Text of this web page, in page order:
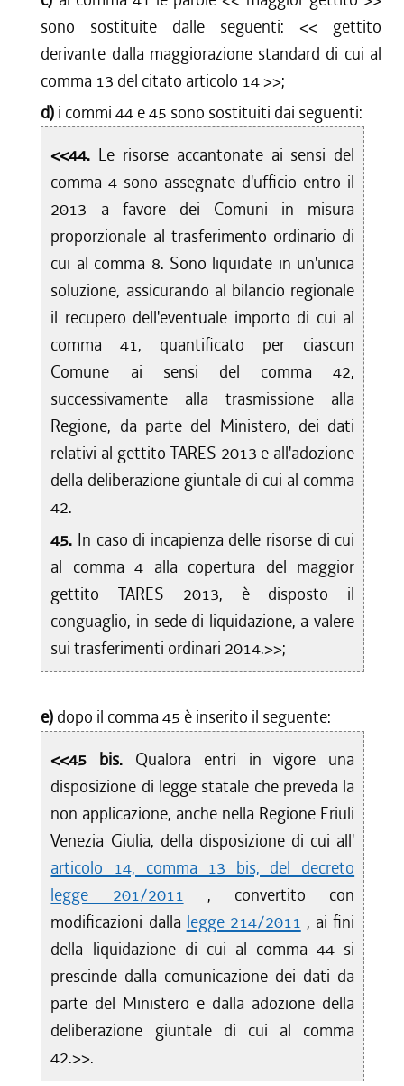
sono sostituite dalle seguenti: << gettito
derivante dalla maggiorazione standard di cui al
comma 13 del citato articolo 14>>;
d) i commi 44 e 45 sono sostituiti dai seguenti:
<<44. Le risorse accantonate ai sensi del
comma 4 sono assegnate d'ufficio entro il
2013 a favore dei Comuni in misura
proporzionale al trasferimento ordinario di
cui al comma 8. Sono liquidate in un'unica
soluzione, assicurando al bilancio regionale
il recupero dell'eventuale importo di cui al
comma 41, quantificato per ciascun
Comune ai sensi del comma 42,
successivamente alla trasmissione alla
Regione, da parte del Ministero, dei dati
relativi al gettito TARES 2013 e all'adozione
della deliberazione giuntale di cui al comma
42.
45. In caso di incapienza delle risorse di cui
al comma 4 alla copertura del maggior
gettito TARES 2013, è disposto il
conguaglio, in sede di liquidazione, a valere
sui trasferimenti ordinari 2014.>>;
e) dopo il comma 45 è inserito il seguente:
<<45 bis. Qualora entri in vigore una
disposizione di legge statale che preveda la
non applicazione, anche nella Regione Friuli
Venezia Giulia, della disposizione di cui all'
articolo 14, comma 13 bis, del decreto
legge 201/2011 , convertito con
modificazioni dalla legge 214/2011 , ai fini
della liquidazione di cui al comma 44 si
prescinde dalla comunicazione dei dati da
parte del Ministero e dalla adozione della
deliberazione giuntale di cui al comma
42.>>.